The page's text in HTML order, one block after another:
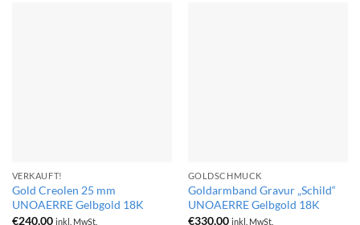
VERKAUFT!
Gold Creolen 25 mm
UNOAERRE Gelbgold 18K
€240,00 inkl. MwSt.
GOLDSCHMUCK
Goldarmband Gravur „Schild“
UNOAERRE Gelbgold 18K
€330,00 inkl. MwSt.